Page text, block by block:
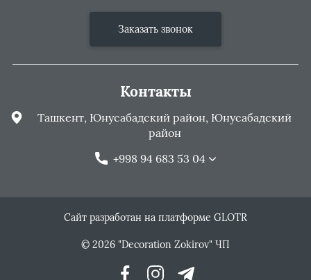
Заказать звонок
Контакты
Ташкент, Юнусабадский район, Юнусабадский
район
+998 94 683 53 04
Сайт разработан на платформе GLOTR
© 2026 "Decoration Zokirov" ЧП